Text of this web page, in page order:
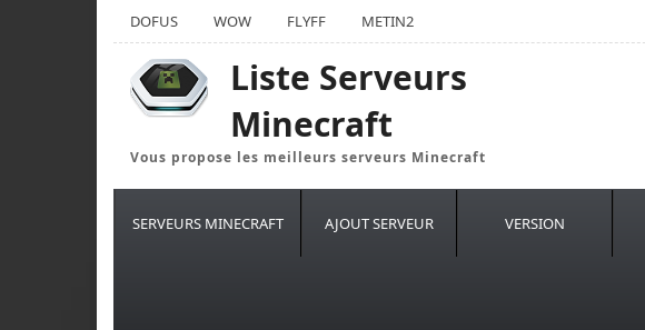
DOFUS WOW FLYFF METIN2
Liste Serveurs
Minecraft
Vous propose les meilleurs serveurs Minecraft
SERVEURS MINECRAFT AJOUT SERVEUR VERSION